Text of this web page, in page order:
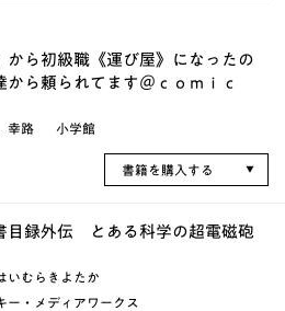
から初級職《運び屋》になったの
から頼られてます＠ｃｏｍｉｃ
幸路 小学館
書籍を購入する
目録外伝 とある科学の超電磁砲
いむらきよたか
・メディアワークス